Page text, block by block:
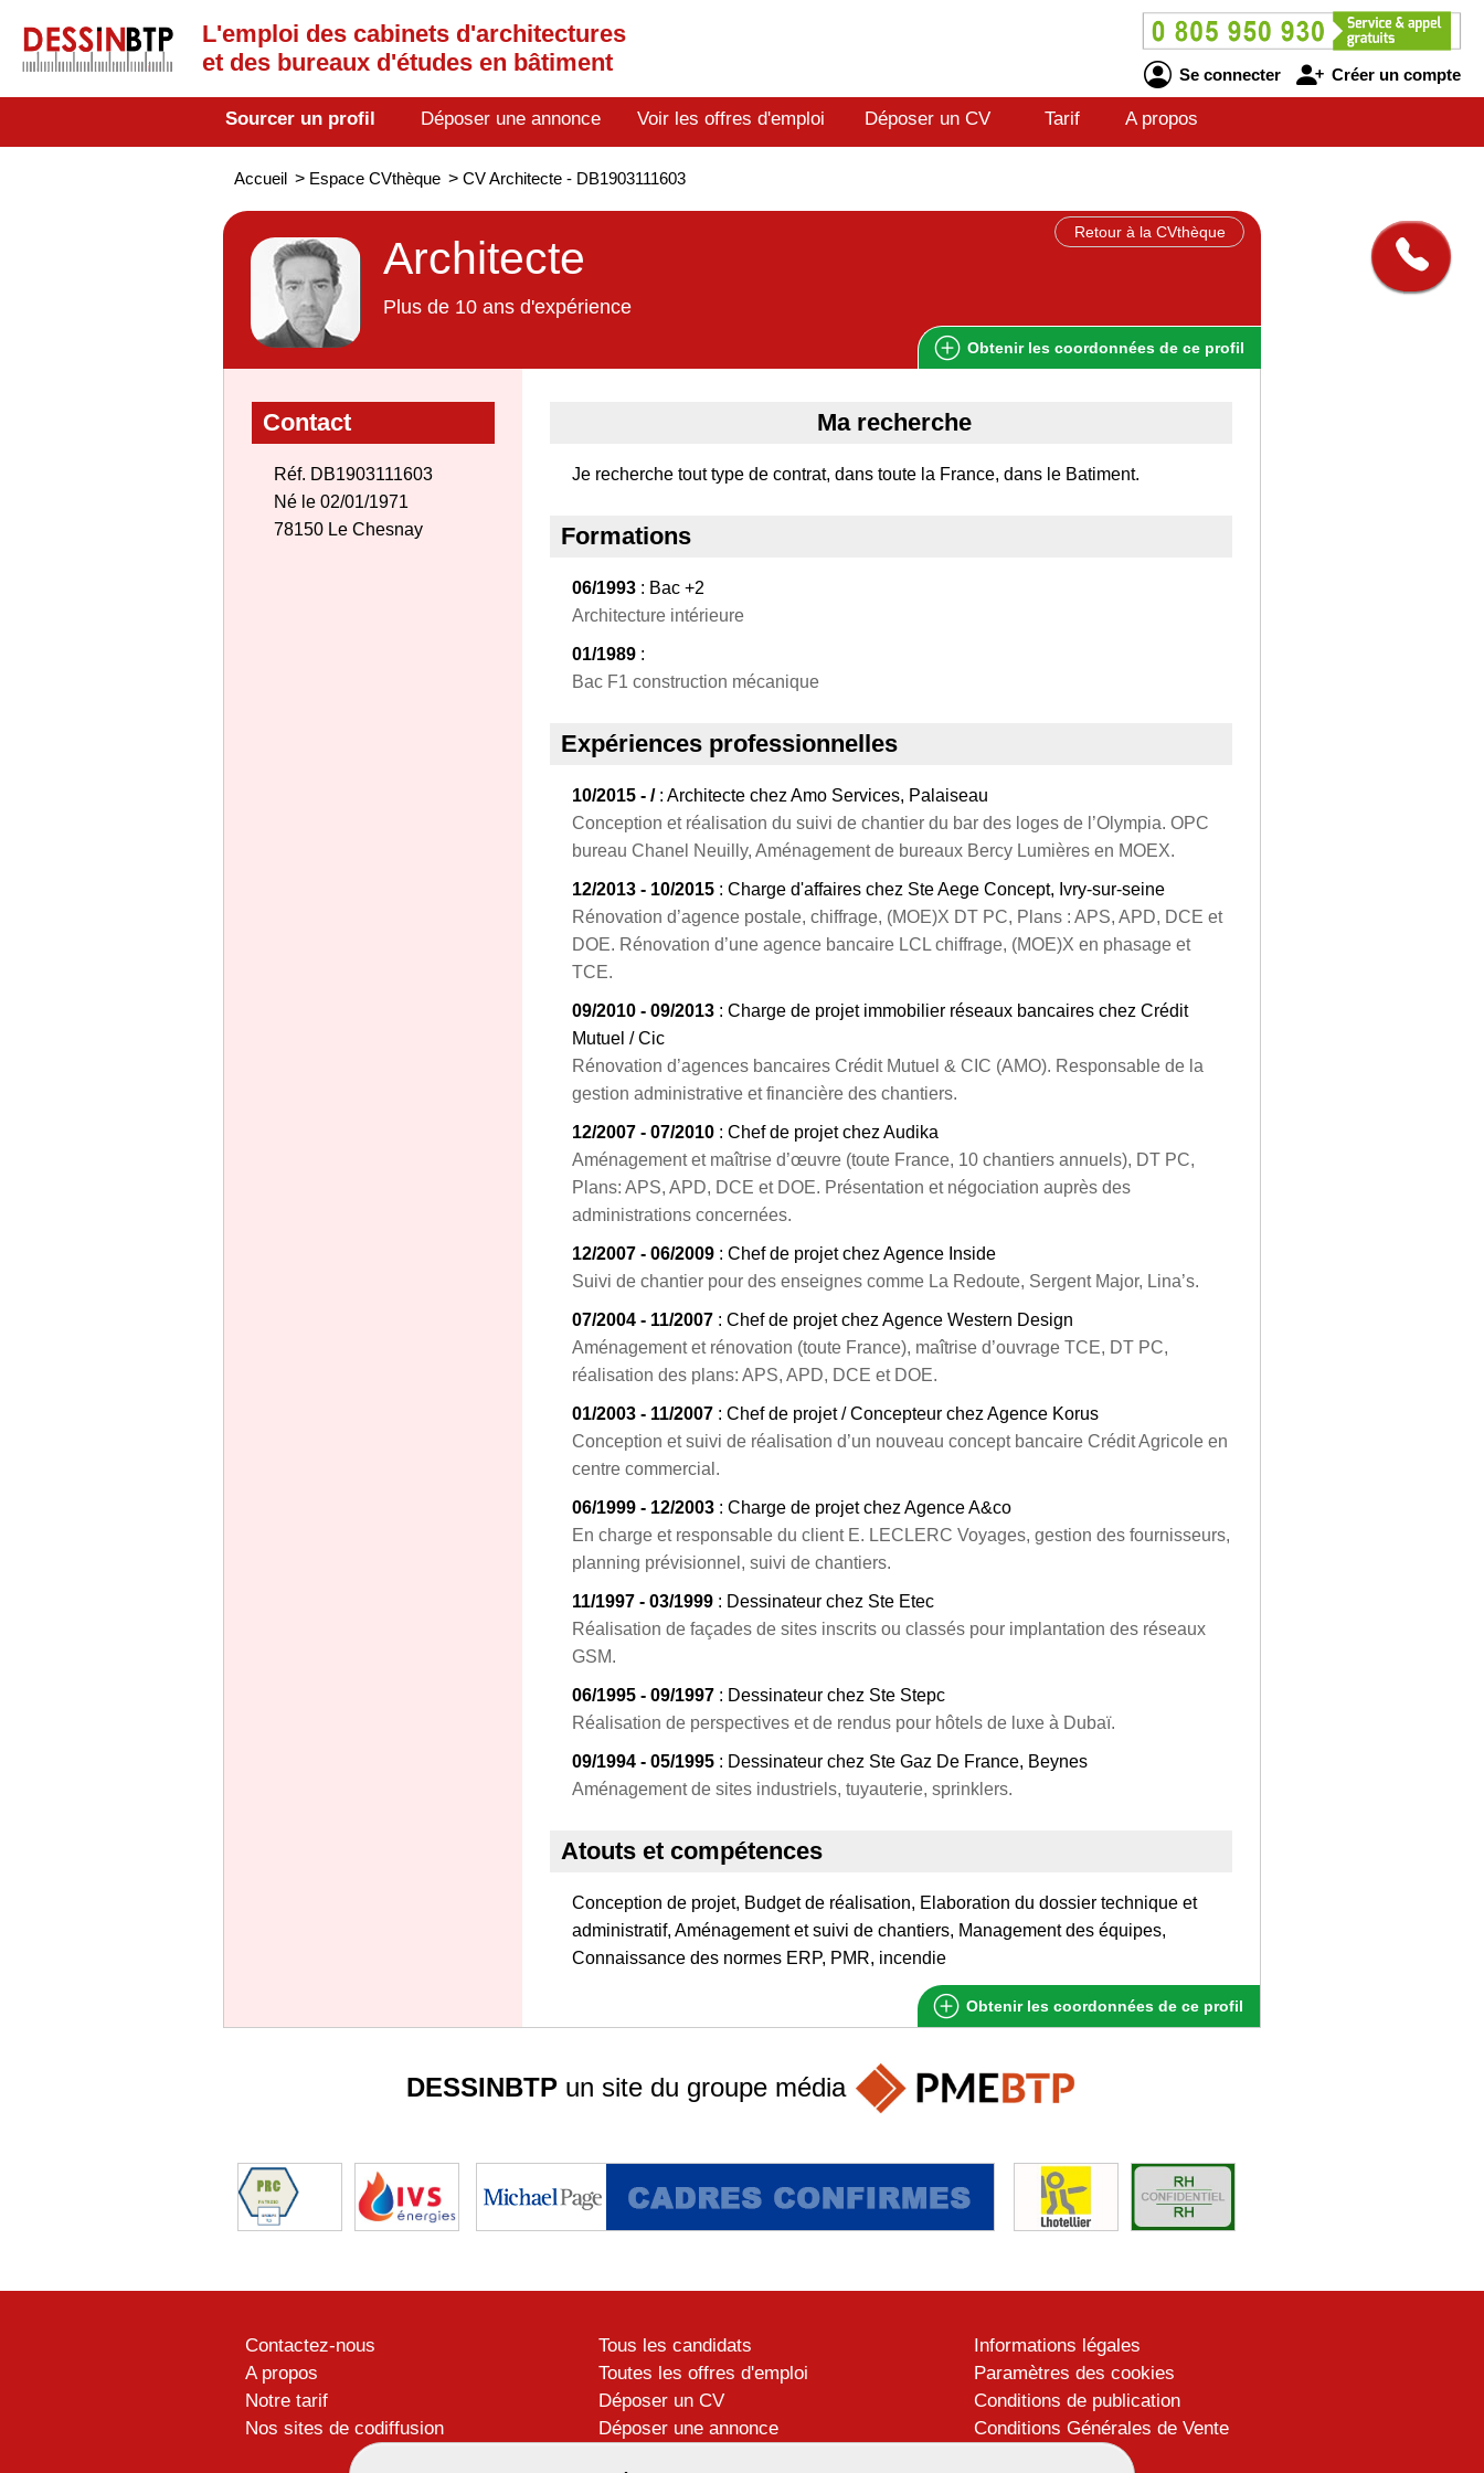
L'emploi des cabinets d'architectures
et des bureaux d'études en bâtiment
Se connecter Créer un compte
Sourcer un profil Déposer une annonce Voir les offres d'emploi Déposer un CV Tarif A propos
Accueil > Espace CVthèque > CV Architecte - DB1903111603
Retour à la CVthèque
Architecte
Plus de 10 ans d'expérience
Obtenir les coordonnées de ce profil
Contact
Réf. DB1903111603
Né le 02/01/1971
78150 Le Chesnay
Ma recherche
Je recherche tout type de contrat, dans toute la France, dans le Batiment.
Formations
06/1993 : Bac +2
Architecture intérieure
01/1989 :
Bac F1 construction mécanique
Expériences professionnelles
10/2015 - /: Architecte chez Amo Services, Palaiseau
Conception et réalisation du suivi de chantier du bar des loges de l’Olympia. OPC
bureau Chanel Neuilly, Aménagement de bureaux Bercy Lumières en MOEX.
12/2013 - 10/2015 : Charge d'affaires chez Ste Aege Concept, Ivry-sur-seine
Rénovation d’agence postale, chiffrage, (MOE)X DT PC, Plans : APS, APD, DCE et
DOE. Rénovation d’une agence bancaire LCL chiffrage, (MOE)X en phasage et
TCE.
09/2010 - 09/2013 : Charge de projet immobilier réseaux bancaires chez Crédit
Mutuel / Cic
Rénovation d’agences bancaires Crédit Mutuel & CIC (AMO). Responsable de la
gestion administrative et financière des chantiers.
12/2007 - 07/2010 : Chef de projet chez Audika
Aménagement et maîtrise d’œuvre (toute France, 10 chantiers annuels), DT PC,
Plans: APS, APD, DCE et DOE. Présentation et négociation auprès des
administrations concernées.
12/2007 - 06/2009 : Chef de projet chez Agence Inside
Suivi de chantier pour des enseignes comme La Redoute, Sergent Major, Lina’s.
07/2004 - 11/2007 : Chef de projet chez Agence Western Design
Aménagement et rénovation (toute France), maîtrise d’ouvrage TCE, DT PC,
réalisation des plans: APS, APD, DCE et DOE.
01/2003 - 11/2007 : Chef de projet / Concepteur chez Agence Korus
Conception et suivi de réalisation d’un nouveau concept bancaire Crédit Agricole en
centre commercial.
06/1999 - 12/2003 : Charge de projet chez Agence A&co
En charge et responsable du client E. LECLERC Voyages, gestion des fournisseurs,
planning prévisionnel, suivi de chantiers.
11/1997 - 03/1999 : Dessinateur chez Ste Etec
Réalisation de façades de sites inscrits ou classés pour implantation des réseaux
GSM.
06/1995 - 09/1997 : Dessinateur chez Ste Stepc
Réalisation de perspectives et de rendus pour hôtels de luxe à Dubaï.
09/1994 - 05/1995 : Dessinateur chez Ste Gaz De France, Beynes
Aménagement de sites industriels, tuyauterie, sprinklers.
Atouts et compétences
Conception de projet, Budget de réalisation, Elaboration du dossier technique et
administratif, Aménagement et suivi de chantiers, Management des équipes,
Connaissance des normes ERP, PMR, incendie
Obtenir les coordonnées de ce profil
DESSINBTP un site du groupe média
Contactez-nous
A propos
Notre tarif
Nos sites de codiffusion
Tous les candidats
Toutes les offres d'emploi
Déposer un CV
Déposer une annonce
Informations légales
Paramètres des cookies
Conditions de publication
Conditions Générales de Vente